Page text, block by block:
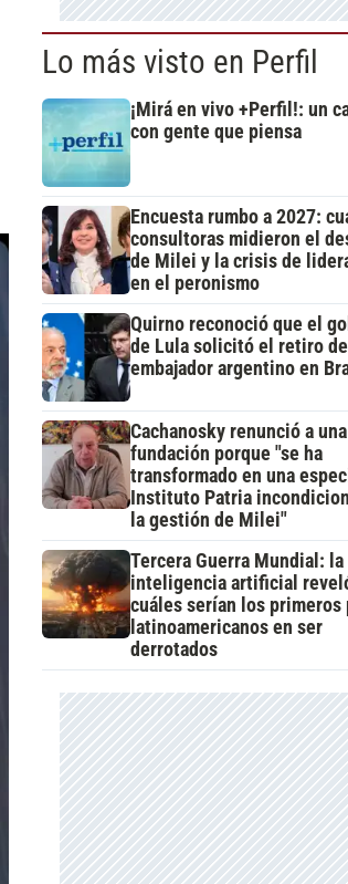
Lo más visto en Perfil
¡Mirá en vivo +Perfil!: un
con gente que piensa
Encuesta rumbo a 2027:
consultoras midieron el
de Milei y la crisis de
en el peronismo
Quirno reconoció que el
de Lula solicitó el retiro del
embajador argentino en
Cachanosky renunció a una
fundación porque "se ha
transformado en una
Instituto Patria
la gestión de Milei"
Tercera Guerra Mundial: la
inteligencia artificial
cuáles serían los primeros
latinoamericanos en ser
derrotados